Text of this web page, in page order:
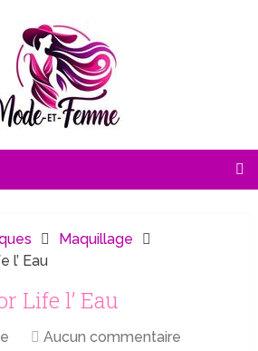
Maquillage
l’ Eau
Life l’ Eau
Aucun commentaire